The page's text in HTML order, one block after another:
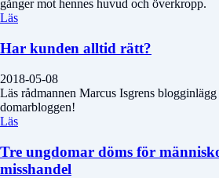
gånger mot hennes huvud och överkropp.
Läs
Har kunden alltid rätt?
2018-05-08
Läs rådmannen Marcus Isgrens
domarbloggen!
Läs
Tre ungdomar döms för
misshandel